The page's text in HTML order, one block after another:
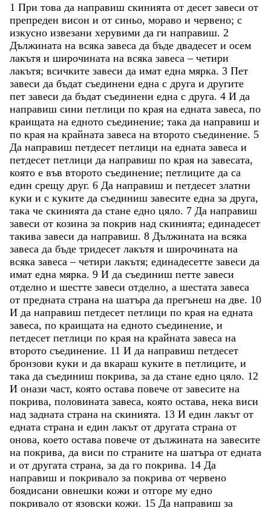
1 При това да направиш скинията от десет завеси от
препреден висон и от синьо, мораво и червено; с
изкусно извезани херувими да ги направиш. 2
Дължината на всяка завеса да бъде двадесет и осем
лакътя и широчината на всяка завеса– четири
лакътя; всичките завеси да имат една мярка. 3 Пет
завеси да бъдат съединени една с друга и другите
пет завеси да бъдат съединени една с друга. 4 И да
направиш сини петлици по края на едната завеса, по
краищата на едното съединение; така да направиш и
по края на крайната завеса на второто съединение. 5
Да направиш петдесет петлици на едната завеса и
петдесет петлици да направиш по края на завесата,
която е във второто съединение; петлиците да са
един срещу друг. 6 Да направиш и петдесет златни
куки и с куките да съединиш завесите една за друга,
така че скинията да стане едно цяло. 7 Да направиш
завеси от козина за покрив над скинията; единадесет
такива завеси да направиш. 8 Дължината на всяка
завеса да бъде тридесет лакътя и широчината на
всяка завеса– четири лакътя; единадесетте завеси да
имат една мярка. 9 И да съединиш петте завеси
отделно и шестте завеси отделно, а шестата завеса
от предната страна на шатъра да прегънеш на две. 10
И да направиш петдесет петлици по края на едната
завеса, по краищата на едното съединение, и
петдесет петлици по края на крайната завеса на
второто съединение. 11 И да направиш петдесет
бронзови куки и да вкараш куките в петлиците, и
така да съединиш покрива, за да стане едно цяло. 12
И онази част, която остава повече от завесите на
покрива, половината завеса, която остава, нека виси
над задната страна на скинията. 13 И един лакът от
едната страна и един лакът от другата страна от
онова, което остава повече от дължината на завесите
на покрива, да виси по страните на шатъра от едната
и от другата страна, за да го покрива. 14 Да
направиш и покривало за покрива от червено
боядисани овнешки кожи и отгоре му едно
покривало от язовски кожи. 15 Да направиш за